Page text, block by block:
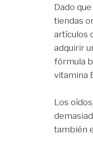
Dado
tiendas
artículos
adquirir
fórmula
vitamina
Los
también